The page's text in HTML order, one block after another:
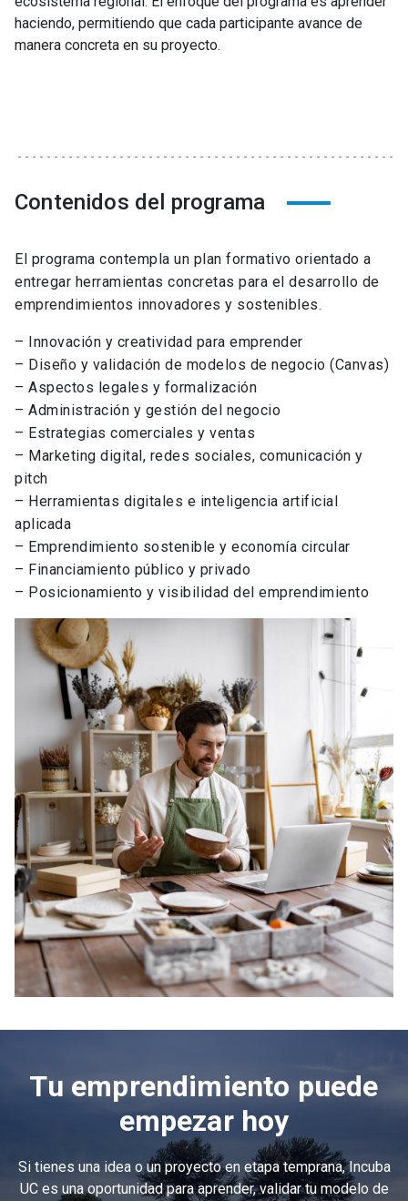
haciendo, permitiendo que cada participante avance de
manera concreta en su proyecto.
Contenidos del programa
El programa contempla un plan formativo orientado a
entregar herramientas concretas para el desarrollo de
emprendimientos innovadores y sostenibles.
– Innovación y creatividad para emprender
– Diseño y validación de modelos de negocio (Canvas)
– Aspectos legales y formalización
– Administración y gestión del negocio
– Estrategias comerciales y ventas
– Marketing digital, redes sociales, comunicación y
pitch
– Herramientas digitales e inteligencia artificial
aplicada
– Emprendimiento sostenible y economía circular
– Financiamiento público y privado
– Posicionamiento y visibilidad del emprendimiento
Tu emprendimiento puede
empezar hoy
Si tienes una idea o un proyecto en etapa temprana, Incuba
UC es una oportunidad para aprender, validar tu modelo de